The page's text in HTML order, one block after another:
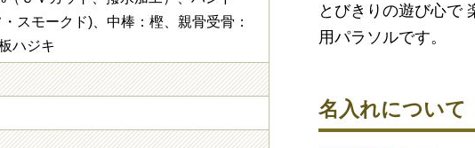
スモークド)、中棒：樫、親骨受骨：
ハジキ
とびきりの遊び心で
用パラソルです。
名入れについて